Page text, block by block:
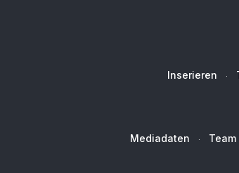
Inserieren
Mediadaten Team